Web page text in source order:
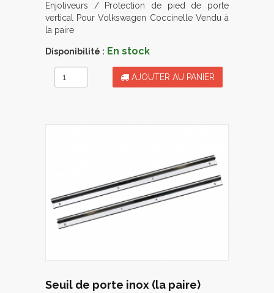
Enjoliveurs / Protection de pied de porte
vertical Pour Volkswagen Coccinelle Vendu à
la paire
Disponibilité : En stock
AJOUTER AU PANIER
Seuil de porte inox (la paire)